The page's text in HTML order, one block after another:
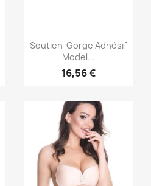
Aperçu rapide
Soutien-Gorge Adhésif
Model...
16,56 €